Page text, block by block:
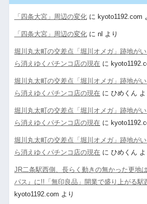
「四条大宮」周辺の変化に kyoto1192.com
「四条大宮」周辺の変化に nl より
堀川丸太町の交差点「堀川オメガ」跡地が
ら消えゆくパチンコ店の現在 に
堀川丸太町の交差点「堀川オメガ」跡地が
ら消えゆくパチンコ店の現在 に ひめくん よ
堀川丸太町の交差点「堀川オメガ」跡地が
ら消えゆくパチンコ店の現在 に
堀川丸太町の交差点「堀川オメガ」跡地が
ら消えゆくパチンコ店の現在 に ひめくん よ
JR二条駅西側、長らく動きの無かった更地
パス』に!!「無印良品」開業で盛り上がる駅
kyoto1192.com より